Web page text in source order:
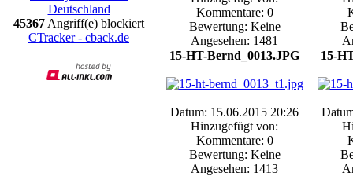
45367 Angriff(e) blockiert
CTracker - cback.de
Kommentare: 0
Bewertung: Keine
Angesehen: 1481
15-HT-Bernd_0013.JPG
Datum: 15.06.2015 20:26
Hinzugefügt von:
Kommentare: 0
Bewertung: Keine
Angesehen: 1413
15-